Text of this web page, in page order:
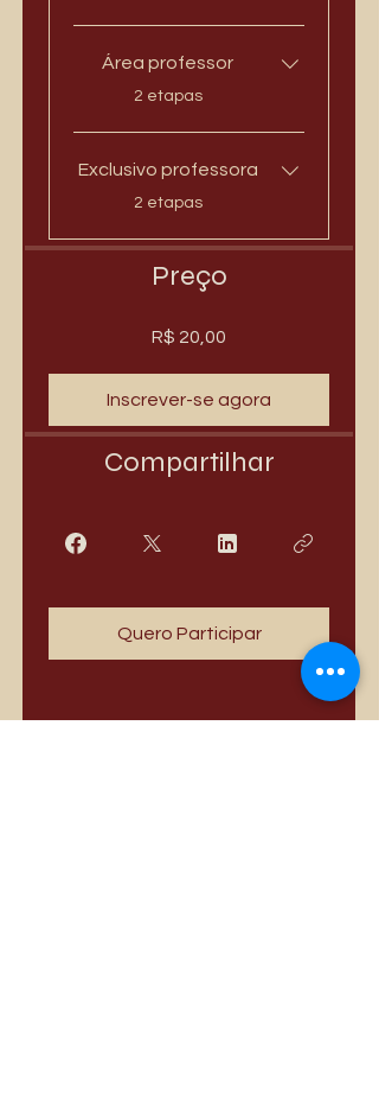
Área professor
.
2 etapas
Exclusivo professora
.
2 etapas
Preço
R$ 20,00
Inscrever-se agora
Compartilhar
Quero Participar